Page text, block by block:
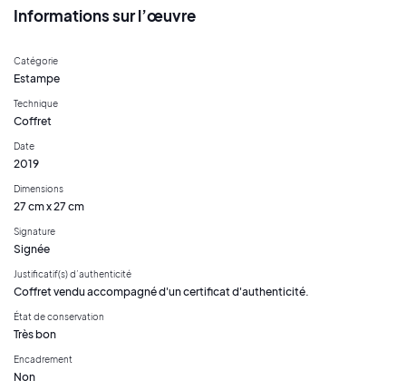
Informations sur l’œuvre
Catégorie
Estampe
Technique
Coffret
Date
2019
Dimensions
27 cm x 27 cm
Signature
Signée
Justificatif(s) d’authenticité
Coffret vendu accompagné d'un certificat d'authenticité.
État de conservation
Très bon
Encadrement
Non